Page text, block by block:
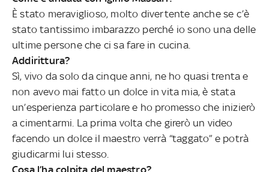
È stato meraviglioso, molto divertente anche se c’è
stato tantissimo imbarazzo perché io sono una delle
ultime persone che ci sa fare in cucina.
Addirittura?
Sì, vivo da solo da cinque anni, ne ho quasi trenta e
non avevo mai fatto un dolce in vita mia, è stata
un’esperienza particolare e ho promesso che inizierò
a cimentarmi. La prima volta che girerò un video
facendo un dolce il maestro verrà “taggato” e potrà
giudicarmi lui stesso.